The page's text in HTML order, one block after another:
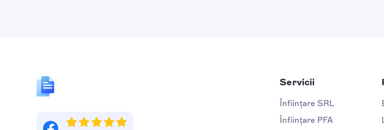
Servicii
Înființare SRL
Înființare PFA